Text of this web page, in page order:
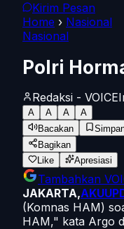
Kirim Pesan
Home › Nasional
Nasional
Polri
Redaksi -
A A A
A
Bacakan
Bagikan
Like
Apresiasi
Tambahkan
JAKARTA,
(Komnas HAM)
HAM," kata Argo